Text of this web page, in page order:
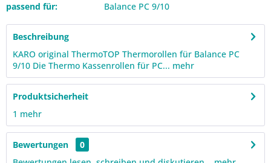
passend für:
Balance PC 9/10
Beschreibung
KARO original ThermoTOP Thermorollen für Balance PC
9/10 Die Thermo Kassenrollen für PC... mehr
Produktsicherheit
1 mehr
Bewertungen
0